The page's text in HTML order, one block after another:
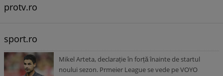
protv.ro
sport.ro
Mikel Arteta, declarație în forță înainte de startul
noului sezon. Prmeier League se vede pe VOYO